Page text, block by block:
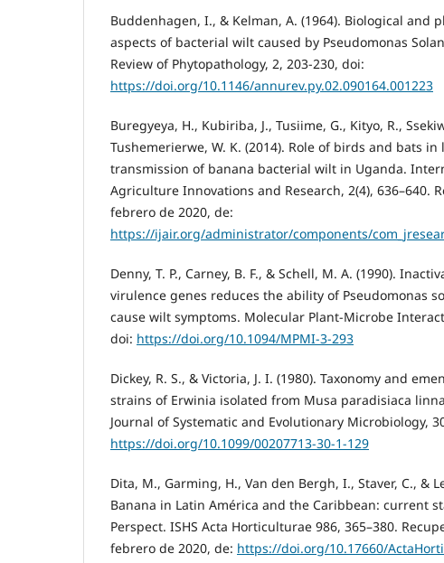
Buddenhagen, I., & Kelman, A. (1964). Biological and
aspects of bacterial wilt caused by Pseudomonas
Review of Phytopathology, 2, 203-230, doi:
https://doi.org/10.1146/annurev.py.02.090164.001223
Buregyeya, H., Kubiriba, J., Tusiime, G., Kityo, R.,
Tushemerierwe, W. K. (2014). Role of birds and bats
transmission of banana bacterial wilt in Uganda.
Agriculture Innovations and Research, 2(4), 636–640.
febrero de 2020, de:
https://ijair.org/administrator/components/
Denny, T. P., Carney, B. F., & Schell, M. A. (1990).
virulence genes reduces the ability of Pseudomonas
cause wilt symptoms. Molecular Plant-Microbe
doi: https://doi.org/10.1094/MPMI-3-293
Dickey, R. S., & Victoria, J. I. (1980). Taxonomy and
strains of Erwinia isolated from Musa paradisiaca
Journal of Systematic and Evolutionary Microbiology,
https://doi.org/10.1099/00207713-30-1-129
Dita, M., Garming, H., Van den Bergh, I., Staver, C., &
Banana in Latin América and the Caribbean: current
Perspect. ISHS Acta Horticulturae 986, 365–380.
febrero de 2020, de: https://doi.org/10.17660/